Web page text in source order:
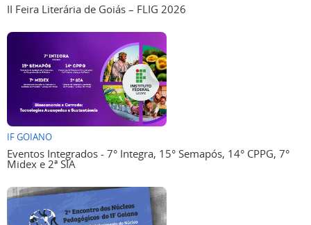
II Feira Literária de Goiás – FLIG 2026
IF GOIANO
Eventos Integrados - 7° Integra, 15° Semapós, 14° CPPG, 7°
Midex e 2ª SIA